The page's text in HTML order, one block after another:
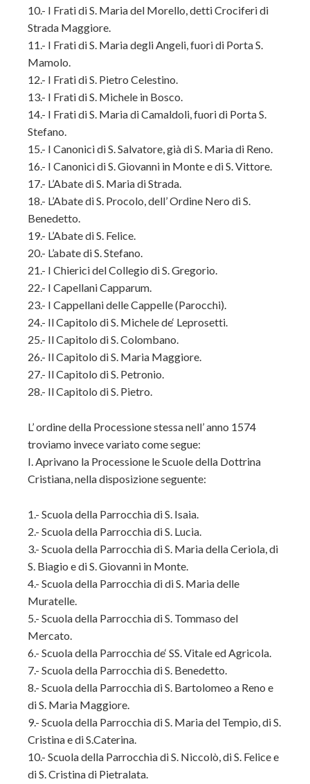
10.- I Frati di S. Maria del Morello, detti Crociferi di
Strada Maggiore.
11.- I Frati di S. Maria degli Angeli, fuori di Porta S.
Mamolo.
12.- I Frati di S. Pietro Celestino.
13.- I Frati di S. Michele in Bosco.
14.- I Frati di S. Maria di Camaldoli, fuori di Porta S.
Stefano.
15.- I Canonici di S. Salvatore, già di S. Maria di Reno.
16.- I Canonici di S. Giovanni in Monte e di S. Vittore.
17.- L’Abate di S. Maria di Strada.
18.- L’Abate di S. Procolo, dell’ Ordine Nero di S.
Benedetto.
19.- L’Abate di S. Felice.
20.- L’abate di S. Stefano.
21.- I Chierici del Collegio di S. Gregorio.
22.- I Capellani Capparum.
23.- I Cappellani delle Cappelle (Parocchi).
24.- Il Capitolo di S. Michele de‘ Leprosetti.
25.- Il Capitolo di S. Colombano.
26.- Il Capitolo di S. Maria Maggiore.
27.- Il Capitolo di S. Petronio.
28.- Il Capitolo di S. Pietro.
L’ ordine della Processione stessa nell’ anno 1574
troviamo invece variato come segue:
I. Aprivano la Processione le Scuole della Dottrina
Cristiana, nella disposizione seguente:
1.- Scuola della Parrocchia di S. Isaia.
2.- Scuola della Parrocchia di S. Lucia.
3.- Scuola della Parrocchia di S. Maria della Ceriola, di
S. Biagio e di S. Giovanni in Monte.
4.- Scuola della Parrocchia di di S. Maria delle
Muratelle.
5.- Scuola della Parrocchia di S. Tommaso del
Mercato.
6.- Scuola della Parrocchia de‘ SS. Vitale ed Agricola.
7.- Scuola della Parrocchia di S. Benedetto.
8.- Scuola della Parrocchia di S. Bartolomeo a Reno e
di S. Maria Maggiore.
9.- Scuola della Parrocchia di S. Maria del Tempio, di S.
Cristina e di S.Caterina.
10.- Scuola della Parrocchia di S. Niccolò, di S. Felice e
di S. Cristina di Pietralata.